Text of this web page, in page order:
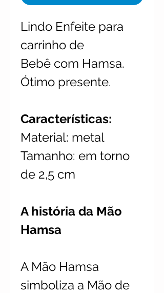
Lindo Enfeite para
carrinho de
Bebê com Hamsa.
Ótimo presente.
Características:
Material: metal
Tamanho: em torno
de 2,5 cm
A história da Mão
Hamsa
A Mão Hamsa
simboliza a Mão de